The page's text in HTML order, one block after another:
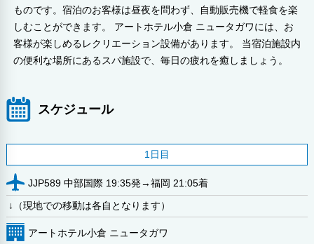
ものです。宿泊のお客様は昼夜を問わず、自動販売機で軽食を楽
しむことができます。 アートホテル小倉 ニュータガワには、お
客様が楽しめるレクリエーション設備があります。 当宿泊施設内
の便利な場所にあるスパ施設で、毎日の疲れを癒しましょう。
スケジュール
1日目
JJP589 中部国際 19:35発→福岡 21:05着
↓（現地での移動は各自となります）
アートホテル小倉 ニュータガワ